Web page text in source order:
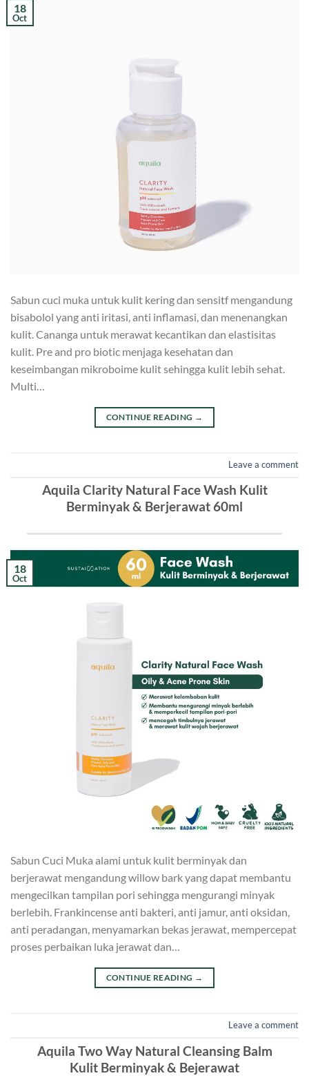
18
Oct
Sabun cuci muka untuk kulit kering dan sensitf mengandung
bisabolol yang anti iritasi, anti inflamasi, dan menenangkan
kulit. Cananga untuk merawat kecantikan dan elastisitas
kulit. Pre and pro biotic menjaga kesehatan dan
keseimbangan mikroboime kulit sehingga kulit lebih sehat.
Multi…
CONTINUE READING →
Leave a comment
Aquila Clarity Natural Face Wash Kulit
Berminyak & Berjerawat 60ml
18
Oct
Sabun Cuci Muka alami untuk kulit berminyak dan
berjerawat mengandung willow bark yang dapat membantu
mengecilkan tampilan pori sehingga mengurangi minyak
berlebih. Frankincense anti bakteri, anti jamur, anti oksidan,
anti peradangan, menyamarkan bekas jerawat, mempercepat
proses perbaikan luka jerawat dan…
CONTINUE READING →
Leave a comment
Aquila Two Way Natural Cleansing Balm
Kulit Berminyak & Bejerawat